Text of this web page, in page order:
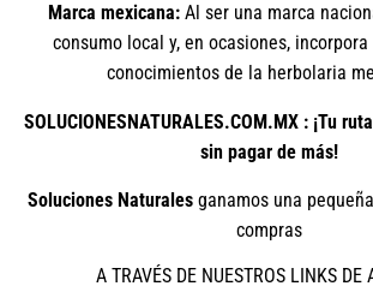
Marca mexicana:Al ser una marca
consumo local y, en ocasiones,
conocimientos de la herbolaria
SOLUCIONESNATURALES.COM.MX : ¡Tu
sin pagar de más!
Soluciones Naturales ganamos una
compras
A TRAVÉS DE NUESTROS LINKS DE